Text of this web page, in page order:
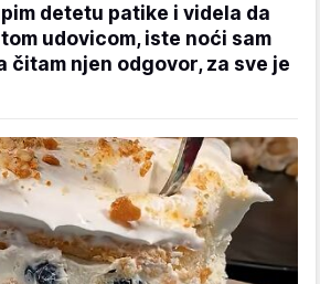
detetu patike i videla da
udovicom, iste noći sam
čitam njen odgovor, za sve je